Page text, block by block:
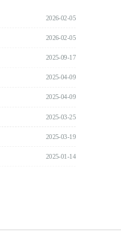
2026-02-05
2026-02-05
2025-09-17
2025-04-09
2025-04-09
2025-03-25
2025-03-19
2025-01-14